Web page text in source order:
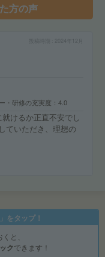
方の声
2024年12月
・研修の充実度 4.0
けるか正直不安でし
ていただき、理想の
をタップ！
と、
クできます！